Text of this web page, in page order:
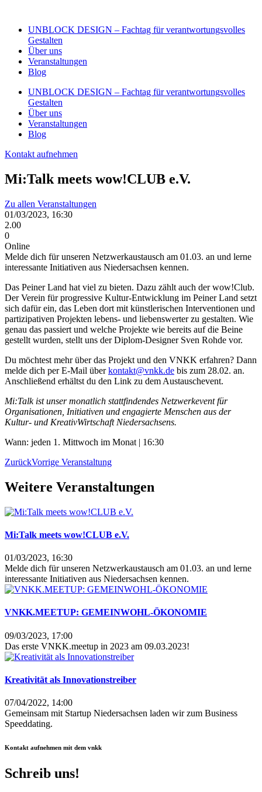
wechselnUNBLOCK DESIGN – Fachtag für verantwortungsvolles
Gestalten
Über uns
Veranstaltungen
Blog
UNBLOCK DESIGN – Fachtag für verantwortungsvolles
Gestalten
Über uns
Veranstaltungen
Blog
Kontakt aufnehmen
Mi:Talk meets wow!CLUB e.V.
Zu allen Veranstaltungen
01/03/2023, 16:30
2.00
0
Online
Melde dich für unseren Netzwerkaustausch am 01.03. an und lerne
interessante Initiativen aus Niedersachsen kennen.
Das Peiner Land hat viel zu bieten. Dazu zählt auch der wow!Club.
Der Verein für progressive Kultur-Entwicklung im Peiner Land setzt
sich dafür ein, das Leben dort mit künstlerischen Interventionen und
partizipativen Projekten lebens- und liebenswerter zu gestalten. Wie
genau das passiert und welche Projekte wie bereits auf die Beine
gestellt wurden, stellt uns der Diplom-Designer Sven Rohde vor.
Du möchtest mehr über das Projekt und den VNKK erfahren? Dann
melde dich per E-Mail überkontakt@vnkk.de bis zum 28.02. an.
Anschließend erhältst du den Link zu dem Austauschevent.
Mi:Talk ist unser monatlich stattfindendes Netzwerkevent für
Organisationen, Initiativen und engagierte Menschen aus der
Kultur- und KreativWirtschaft Niedersachsens.
Wann: jeden 1. Mittwoch im Monat | 16:30
ZurückVorrige Veranstaltung
Weitere Veranstaltungen
Mi:Talk meets wow!CLUB e.V.
01/03/2023, 16:30
Melde dich für unseren Netzwerkaustausch am 01.03. an und lerne
interessante Initiativen aus Niedersachsen kennen.
VNKK.MEETUP: GEMEINWOHL-ÖKONOMIE
09/03/2023, 17:00
Das erste VNKK.meetup in 2023 am 09.03.2023!
Kreativität als Innovationstreiber​
07/04/2022, 14:00
Gemeinsam mit Startup Niedersachsen laden wir zum Business
Speeddating.
Kontakt aufnehmen mit dem vnkk
Schreib uns!